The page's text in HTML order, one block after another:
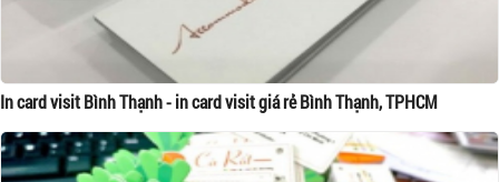
In card visit Bình Thạnh - in card visit giá rẻ Bình Thạnh, TPHCM